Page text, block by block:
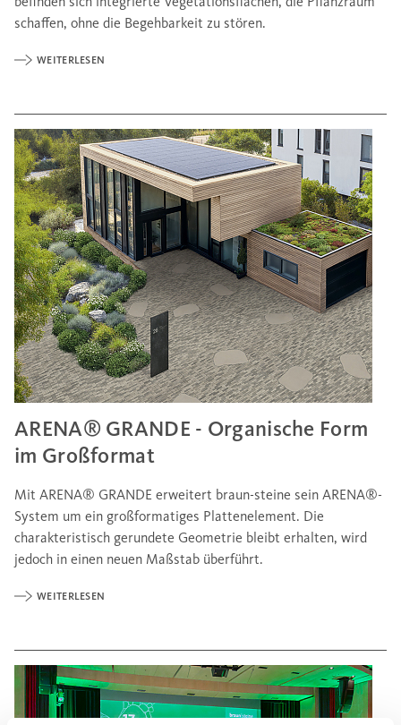
schaffen, ohne die Begehbarkeit zu stören.
WEITERLESEN
ARENA® GRANDE - Organische Form
im Großformat
Mit ARENA® GRANDE erweitert braun-steine sein ARENA®-
System um ein großformatiges Plattenelement. Die
charakteristisch gerundete Geometrie bleibt erhalten, wird
jedoch in einen neuen Maßstab überführt.
WEITERLESEN